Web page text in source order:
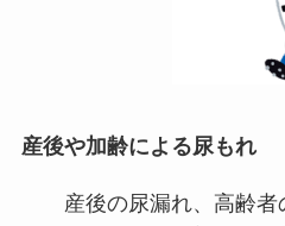
産後や加齢による尿もれ
産後の尿漏れ、高齢